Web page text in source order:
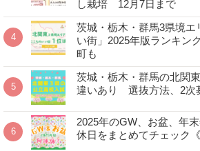
し栽培 12月7日まで
茨城・栃木・群馬3県境エ
い街」2025年版ランキ
町も
茨城・栃木・群馬の北関
違いあり 選抜方法、2次
2025年のGW、お盆、年
休日をまとめてチェック